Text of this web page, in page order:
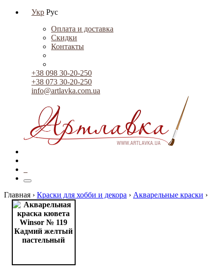
Укр Рус
Оплата и доставка
Скидки
Контакты
+38 098 30-20-250
+38 073 30-20-250
info@artlavka.com.ua
Главная › Краски для хобби и декора › Акварельные краски ›